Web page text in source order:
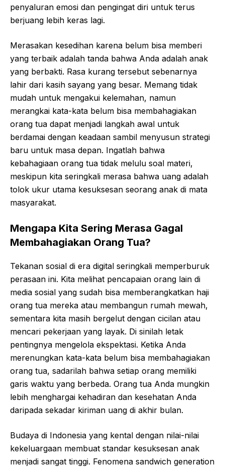
penyaluran emosi dan pengingat diri untuk terus
berjuang lebih keras lagi.
Merasakan kesedihan karena belum bisa memberi
yang terbaik adalah tanda bahwa Anda adalah anak
yang berbakti. Rasa kurang tersebut sebenarnya
lahir dari kasih sayang yang besar. Memang tidak
mudah untuk mengakui kelemahan, namun
merangkai kata-kata belum bisa membahagiakan
orang tua dapat menjadi langkah awal untuk
berdamai dengan keadaan sambil menyusun strategi
baru untuk masa depan. Ingatlah bahwa
kebahagiaan orang tua tidak melulu soal materi,
meskipun kita seringkali merasa bahwa uang adalah
tolok ukur utama kesuksesan seorang anak di mata
masyarakat.
Mengapa Kita Sering Merasa Gagal
Membahagiakan Orang Tua?
Tekanan sosial di era digital seringkali memperburuk
perasaan ini. Kita melihat pencapaian orang lain di
media sosial yang sudah bisa memberangkatkan haji
orang tua mereka atau membangun rumah mewah,
sementara kita masih bergelut dengan cicilan atau
mencari pekerjaan yang layak. Di sinilah letak
pentingnya mengelola ekspektasi. Ketika Anda
merenungkan kata-kata belum bisa membahagiakan
orang tua, sadarilah bahwa setiap orang memiliki
garis waktu yang berbeda. Orang tua Anda mungkin
lebih menghargai kehadiran dan kesehatan Anda
daripada sekadar kiriman uang di akhir bulan.
Budaya di Indonesia yang kental dengan nilai-nilai
kekeluargaan membuat standar kesuksesan anak
menjadi sangat tinggi. Fenomena sandwich generation